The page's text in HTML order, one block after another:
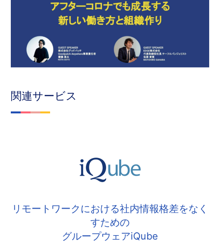
関連サービス
リモートワークにおける社内情報格差をなく
すための
グループウェアiQube